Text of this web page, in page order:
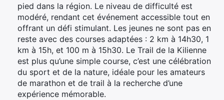
pied dans la région. Le niveau de difficulté est
modéré, rendant cet événement accessible tout en
offrant un défi stimulant. Les jeunes ne sont pas en
reste avec des courses adaptées : 2 km à 14h30, 1
km à 15h, et 100 m à 15h30. Le Trail de la Kilienne
est plus qu’une simple course, c’est une célébration
du sport et de la nature, idéale pour les amateurs
de marathon et de trail à la recherche d’une
expérience mémorable.